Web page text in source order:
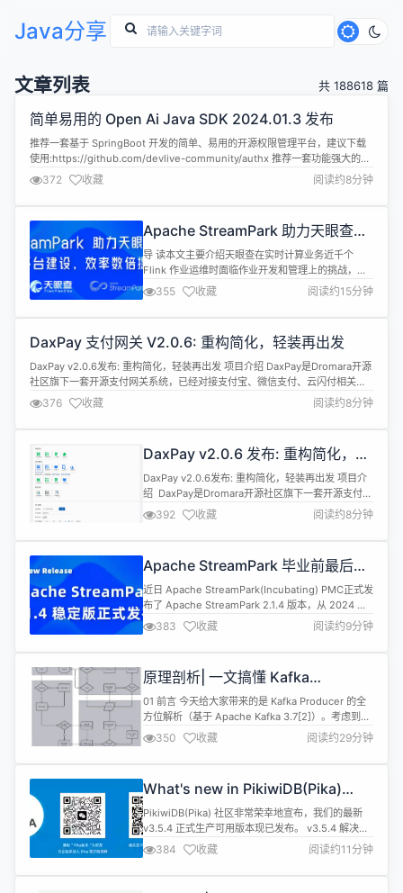
Java分享
文章列表 共 188618 篇
简单易用的 Open Ai Java SDK 2024.01.3 发布
推荐一套基于 SpringBoot 开发的简单、易用的开源权限管理平台，建议下载
使用:https://github.com/devlive-community/authx 推荐一套功能强大的开
源数据中台系统：https://github.com/devlive-community/datacap 推荐一
套全平台数据库管理工具，建议下载使用:https://g...
372 收藏 阅读约8分钟
Apache StreamPark 助力天眼查实
时平台建设｜效率数倍提升
导 读本文主要介绍天眼查在实时计算业务近千个
Flink 作业运维时面临作业开发和管理上的挑战，通
过引入 Apache StreamPark 来解决这些挑战，介绍
了在引入 StreamPark 落地过程中遇到的一些问题以
及如何解决这些问题并成功落地，最后极大地降低运
Github:https://github.com/apache/s...
355 收藏 阅读约15分钟
DaxPay 支付网关 V2.0.6: 重构简化，轻装再出发
DaxPay v2.0.6发布: 重构简化，轻装再出发 项目介绍 DaxPay是Dromara开源
社区旗下一套开源支付网关系统，已经对接支付宝、微信支付、云闪付相关的
接口。独立部署，提供接口供业务系统进行调用，不对原有系统产生影响。 源
码地址 项目 GITEE GITHUB 后端地址 https://gitee.com/dromara/dax-pay
htt...
376 收藏 阅读约8分钟
DaxPay v2.0.6 发布: 重构简化，轻
装再出发
DaxPay v2.0.6发布: 重构简化，轻装再出发 项目介
绍 ​ DaxPay是Dromara开源社区旗下一套开源支付网
关系统，已经对接支付宝、微信支付、云闪付相关的
接口。独立部署，提供接口供业务系统进行调用，不
对原有系统产生影响。 源码地址 项目 GITEE
https://gitee.com/dromara/dax-pay h...
392 收藏 阅读约8分钟
Apache StreamPark 毕业前最后一
个版本 2.1.4 发布
近日 Apache StreamPark(Incubating) PMC正式发
布了 Apache StreamPark 2.1.4 版本，从 2024 开
年以来，社区就在积极准备新版本，为的是让大家在
新年伊始就可以用上稳定的版本，助力业务起飞，我
们在稳定性的打磨上足够有耐心，这是个诚意满满的
版本。在本次发布中，支持了最新的 Apache Flink
1.19...
383 收藏 阅读约9分钟
原理剖析| 一文搞懂 Kafka
Producer（上）
01 前言 今天给大家带来的是 Kafka Producer 的全
方位解析（基于 Apache Kafka 3.7[2]）。考虑到篇
幅限制，本文分为上下两篇，上篇将介绍 Kafka
Producer 的使用方法与实现原理，下篇将介绍
Kafka Producer 的实现细节与常见问题。 02 使用
350 收藏 阅读约29分钟
What's new in PikiwiDB(Pika)
v3.5.4
PikiwiDB(Pika) 社区非常荣幸地宣布，我们的最新
v3.5.4 正式生产可用版本现已发布。 v3.5.4 解决了
历史遗留的 bug，对 PikiwiDB(Pika) 的一些遗留
bug 进行修复和优化，旨在打造出一个高稳定性的版
本。本次的重点优化主要包括，PikiwiDB(Pika)支持
动态调整限速参数、增强 PikiwiDB(Pika) 的客观...
384 收藏 阅读约11分钟